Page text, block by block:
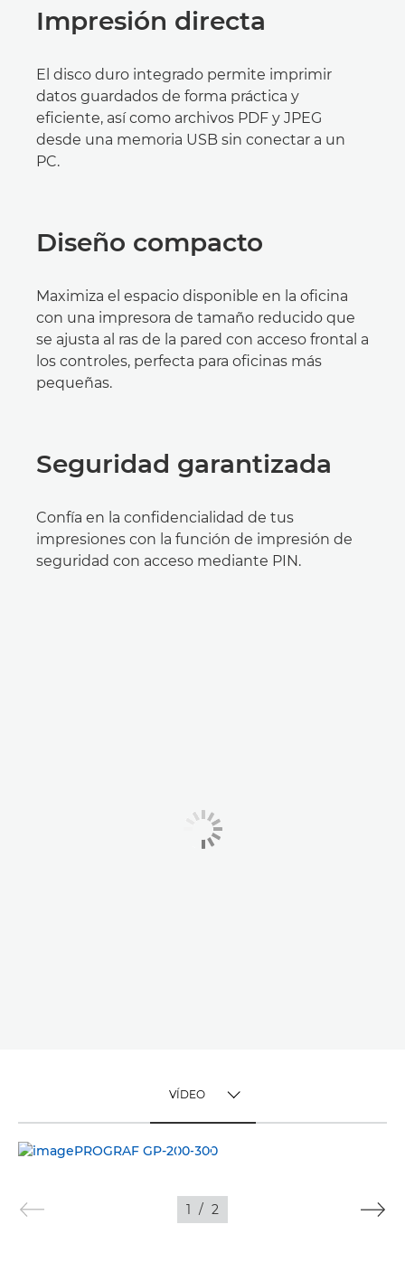
Impresión directa
El disco duro integrado permite imprimir
datos guardados de forma práctica y
eficiente, así como archivos PDF y JPEG
desde una memoria USB sin conectar a un
PC.
Diseño compacto
Maximiza el espacio disponible en la oficina
con una impresora de tamaño reducido que
se ajusta al ras de la pared con acceso frontal a
los controles, perfecta para oficinas más
pequeñas.
Seguridad garantizada
Confía en la confidencialidad de tus
impresiones con la función de impresión de
seguridad con acceso mediante PIN.
VÍDEO
VÍDEO
IMÁGENES
1 / 2